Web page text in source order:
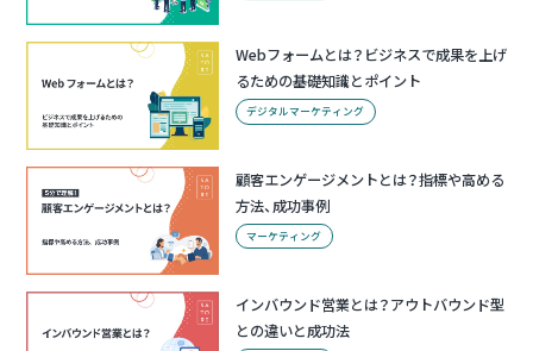
Webフォームとは？ビジネスで成果を上げ
るための基礎知識とポイント
デジタルマーケティング
顧客エンゲージメントとは？指標や高める
方法、成功事例
マーケティング
インバウンド営業とは？アウトバウンド型
との違いと成功法